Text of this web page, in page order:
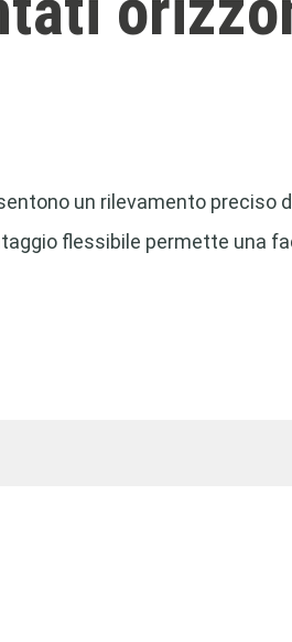
un rilevamento preciso
flessibile permette una